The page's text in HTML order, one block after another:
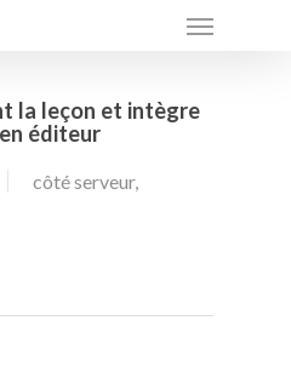
Menu
la leçon et intègre
éditeur
côté serveur,